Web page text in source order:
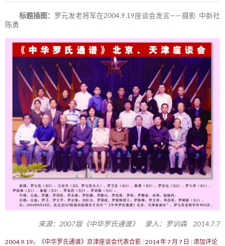
标题插图： 罗元发老将军在2004.9.19座谈会发言——摄影 中新社
陈勇
来源：2007版《中华罗氏通谱》 录入：罗训森 2014.7.7
2004.9.19，《中华罗氏通谱》京津座谈会代表合影 2014 年 7 月 7 日 添加评论